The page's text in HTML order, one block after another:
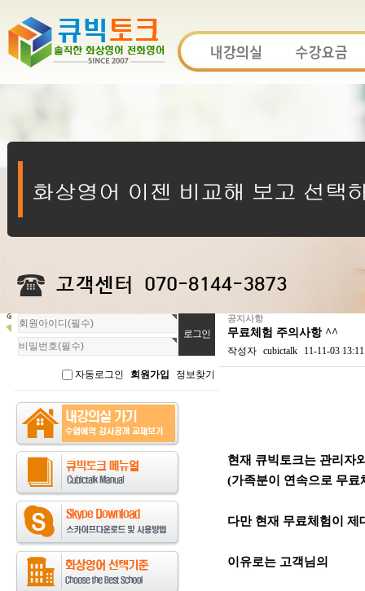
회
원
로
자동로그인 회원가입 정보찾기
공지사항
무료체험 주의사항 ^^
작성자 cubictalk 11-11-03 13:11
현재 큐빅토크는 관리자
(가족분이 연속으로 무
다만 현재 무료체험이 제
이유로는 고객님의